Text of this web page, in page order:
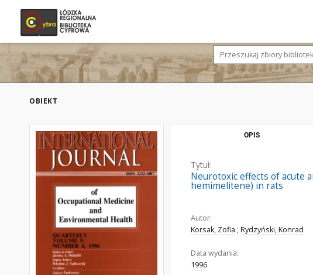
OBIEKT
OPIS
Tytuł:
Neurotoxic effects of acute
hemimelitene) in rats
Autor:
Korsak, Zofia ; Rydzyński, Konrad
Data wydania:
1996